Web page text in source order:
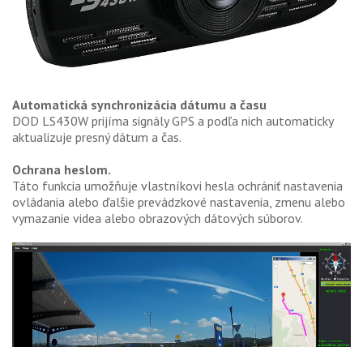
Automatická synchronizácia dátumu a času
DOD LS430W prijíma signály GPS a podľa nich automaticky
aktualizuje presný dátum a čas.
Ochrana heslom.
Táto funkcia umožňuje vlastníkovi hesla ochrániť nastavenia
ovládania alebo ďalšie prevádzkové nastavenia, zmenu alebo
vymazanie videa alebo obrazových dátových súborov.